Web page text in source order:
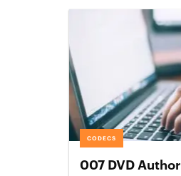
CODECS
007 DVD Author